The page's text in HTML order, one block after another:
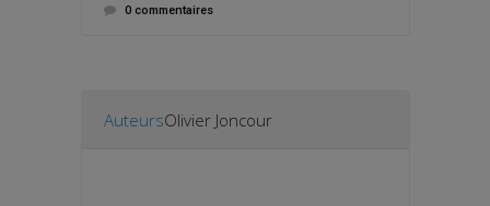
0 commentaires
AuteursOlivier Joncour